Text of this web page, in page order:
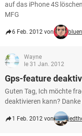
auf das iPhone 4S
MFG
6 Feb. 2012 von
Wayne
le 31 Jan. 2012
Gps-feature
Guten Tag, Ich möchte
deaktivieren kann?
1 Feb. 2012 von